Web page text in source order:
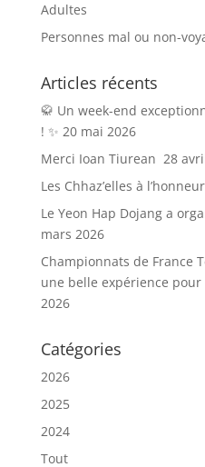
Adultes
Personnes mal ou non-
Articles récents
🥋 Un week-end
! ✨ 20 mai 2026
Merci Ioan Tiurean 28
Les Chhaz’elles à l’honneur
Le Yeon Hap Dojang a
mars 2026
Championnats de France
une belle expérience pour
2026
Catégories
2026
2025
2024
Tout